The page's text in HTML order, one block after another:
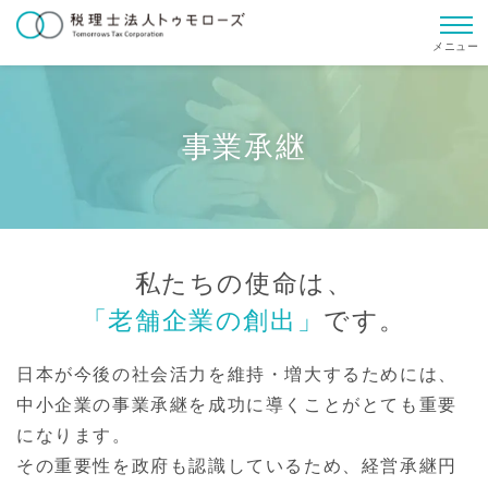
メニュー
事業承継
私たちの使命は、
「老舗企業の創出」 です。
日本が今後の社会活力を維持・増大するためには、
中小企業の事業承継を成功に導くことがとても重要
になります。
その重要性を政府も認識しているため、経営承継円